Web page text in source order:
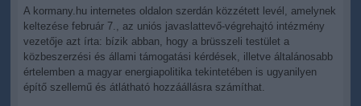
A kormany.hu internetes oldalon szerdán közzétett levél, amelynek
keltezése február 7., az uniós javaslattevő-végrehajtó intézmény
vezetője azt írta: bízik abban, hogy a brüsszeli testület a
közbeszerzési és állami támogatási kérdések, illetve általánosabb
értelemben a magyar energiapolitika tekintetében is ugyanilyen
építő szellemű és átlátható hozzáállásra számíthat.